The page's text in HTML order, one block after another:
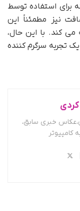
برای استفاده توسط
نیز مطمئناً این
می کند. با این حال،
تجربه سرگرم کننده
خبری سابق،
کامپیوتر